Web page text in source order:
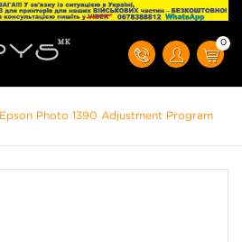
0
Epson Photo 1390 Adjustment Program